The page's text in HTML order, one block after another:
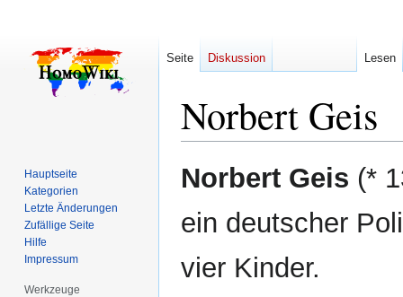
Norbert Geis
Zur
Navigation
Zur
Suche
Norbert Geis (*
ein deutscher
vier Kinder.
Seite Diskussion Lesen
Hauptseite
Kategorien
Letzte Änderungen
Zufällige Seite
Hilfe
Impressum
Werkzeuge